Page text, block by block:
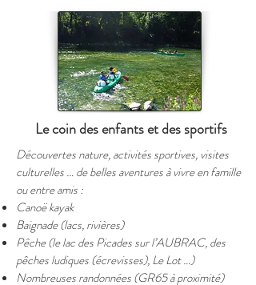
Le coin des enfants et des sportifs
Découvertes nature, activités sportives, visites
culturelles … de belles aventures à vivre en famille
ou entre amis :
Canoë kayak
Baignade (lacs, rivières)
Pêche (le lac des Picades sur l’AUBRAC, des
pêches ludiques (écrevisses), Le Lot …)
Nombreuses randonnées (GR65 à proximité)